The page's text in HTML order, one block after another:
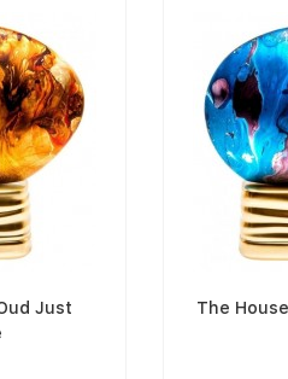
Just
The